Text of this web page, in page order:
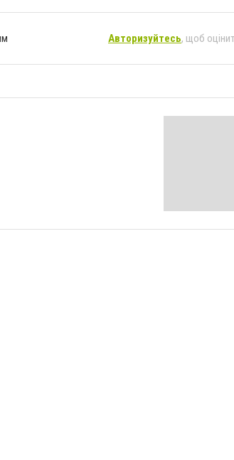
Авторизуйтесь, щоб